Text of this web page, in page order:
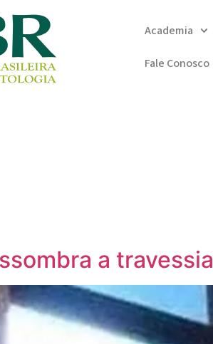
Academia
Fale Conosco
a travessia